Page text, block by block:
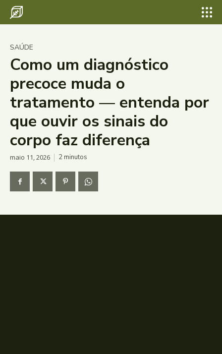
SAÚDE
Como um diagnóstico
precoce muda o
tratamento — entenda por
que ouvir os sinais do
corpo faz diferença
maio 11, 2026 2minutos